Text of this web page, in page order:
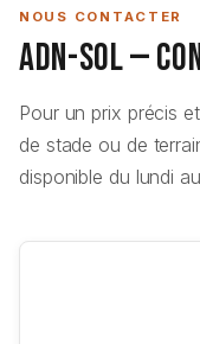
NOUS CONTACTER
ADN-SOL —
Pour un prix précis
de stade ou de
disponible du lundi